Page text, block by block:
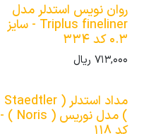
روان نویس استدلر مدل
Triplus fineliner - سایز
0.3 کد 334
713,000 ریال
مداد استدلر ( Staedtler
) مدل نوریس ( Noris ) -
کد 118